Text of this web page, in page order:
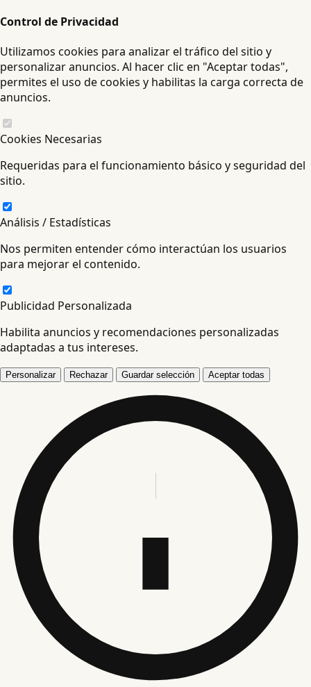
Control de Privacidad
Utilizamos cookies para analizar el tráfico del sitio y
personalizar anuncios. Al hacer clic en "Aceptar todas",
permites el uso de cookies y habilitas la carga correcta de
anuncios.
Cookies Necesarias
Requeridas para el funcionamiento básico y seguridad del
sitio.
Análisis / Estadísticas
Nos permiten entender cómo interactúan los usuarios
para mejorar el contenido.
Publicidad Personalizada
Habilita anuncios y recomendaciones personalizadas
adaptadas a tus intereses.
Personalizar Rechazar Guardar selección Aceptar todas